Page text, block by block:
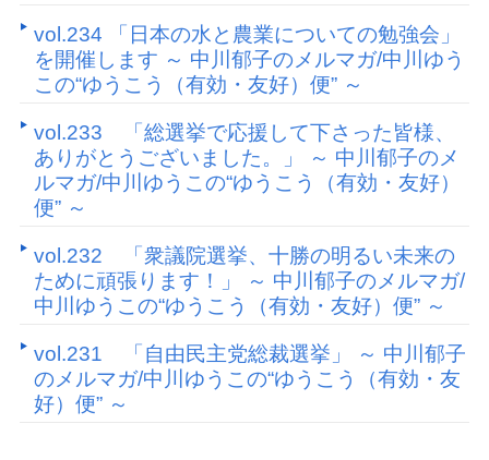
vol.234 「日本の水と農業についての勉強会」
を開催します ～ 中川郁子のメルマガ/中川ゆう
この“ゆうこう（有効・友好）便” ～
vol.233 「総選挙で応援して下さった皆様、
ありがとうございました。」 ～ 中川郁子のメ
ルマガ/中川ゆうこの“ゆうこう（有効・友好）
便” ～
vol.232 「衆議院選挙、十勝の明るい未来の
ために頑張ります！」 ～ 中川郁子のメルマガ/
中川ゆうこの“ゆうこう（有効・友好）便” ～
vol.231 「自由民主党総裁選挙」 ～ 中川郁子
のメルマガ/中川ゆうこの“ゆうこう（有効・友
好）便” ～